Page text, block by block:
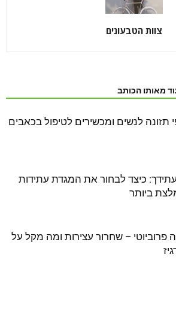
צוות הטבעונים
מאותו הכותב
תזונה לנשים ומכשירים לטיפול בכאבים
עתידך: כיצד לבחור את המגדת עתידות
ביותר
פרוביוטי – שחרור עצירות ומה מקל על